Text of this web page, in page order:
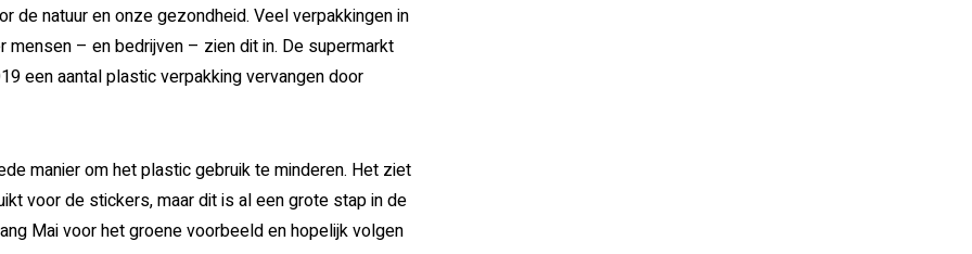
de natuur en onze gezondheid. Veel verpakkingen in
– en bedrijven – zien dit in. De supermarkt
een aantal plastic verpakking vervangen door
manier om het plastic gebruik te minderen. Het ziet
voor de stickers, maar dit is al een grote stap in de
Mai voor het groene voorbeeld en hopelijk volgen